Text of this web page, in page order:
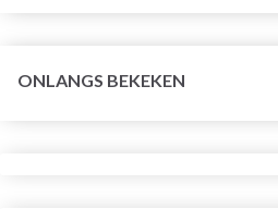
ONLANGS BEKEKEN